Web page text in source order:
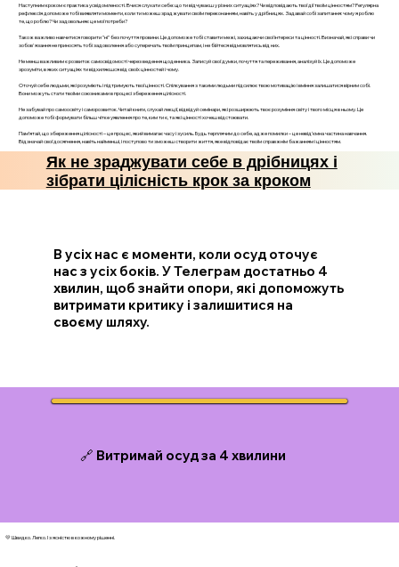
Наступним кроком є практика усвідомленості. Вчися слухати себе: що ти відчуваєш у різних ситуаціях? Чи відповідають твої дії твоїм цінностям? Регулярна
рефлексія допоможе тобі виявляти моменти, коли ти можеш зраджувати своїм переконанням, навіть у дрібницях. Задавай собі запитання: чому я роблю
те, що роблю? Чи задовольняє це мої потреби?
Також важливо навчитися говорити "ні" без почуття провини. Це допоможе тобі ставити межі, захищаючи свої інтереси та цінності. Визначай, які справи чи
зобов'язання не приносять тобі задоволення або суперечать твоїм принципам, і не бійтеся відмовлятись від них.
Не менш важливим є розвиток самосвідомості через ведення щоденника. Записуй свої думки, почуття та переживання, аналізуй їх. Це допоможе
зрозуміти, в яких ситуаціях ти відхиляєшся від своїх цінностей і чому.
Оточуй себе людьми, які розуміють і підтримують твої цінності. Спілкування з такими людьми підсилює твою мотивацію і вміння залишатися вірним собі.
Вони можуть стати твоїми союзниками в процесі збереження цілісності.
Не забувай про самоосвіту і саморозвиток. Читай книги, слухай лекції, відвідуй семінари, які розширюють твоє розуміння світу і твого місця в ньому. Це
допоможе тобі формувати більш чітке уявлення про те, ким ти є, та які цінності хочеш відстоювати.
Пам’ятай, що збереження цілісності – це процес, який вимагає часу і зусиль. Будь терплячим до себе, адже помилки – це невід’ємна частина навчання.
Відзначай свої досягнення, навіть найменші, і поступово ти зможеш створити життя, яке відповідає твоїм справжнім бажанням і цінностям.
Як не зраджувати себе в дрібницях і
зібрати цілісність крок за кроком
В усіх нас є моменти, коли осуд оточує
нас з усіх боків. У Телеграм достатньо 4
хвилин, щоб знайти опори, які допоможуть
витримати критику і залишитися на
своєму шляху.
🔗 Витримай осуд за 4 хвилини
💛 Швидко. Легко. І з ясністю в кожному рішенні.